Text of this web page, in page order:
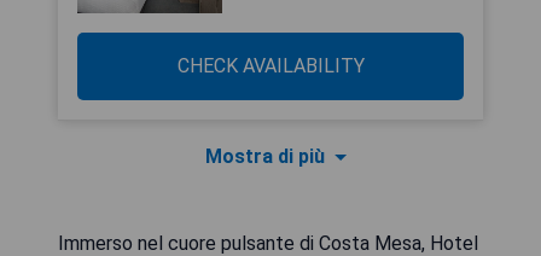
CHECK AVAILABILITY
Mostra di più
Immerso nel cuore pulsante di Costa Mesa, Hotel